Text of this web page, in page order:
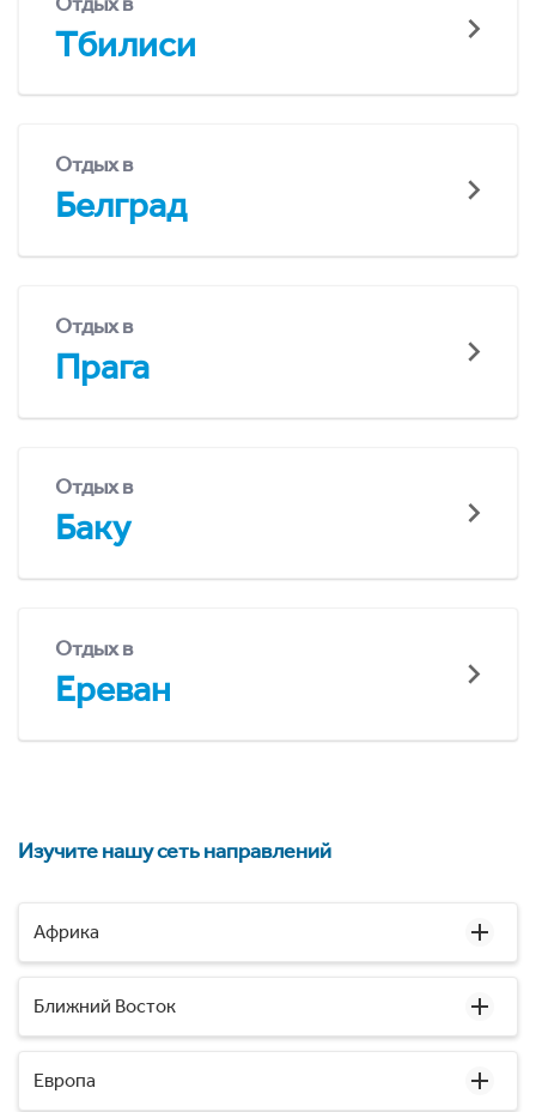
Тбилиси
Отдых в
Белград
Отдых в
Прага
Отдых в
Баку
Отдых в
Ереван
Изучите нашу сеть направлений
Африка
Ближний Восток
Европа